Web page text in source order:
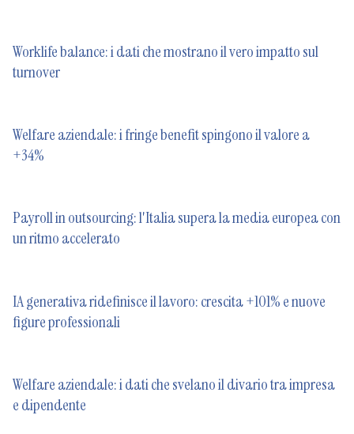
Worklife balance: i dati che mostrano il vero impatto sul
turnover
Welfare aziendale: i fringe benefit spingono il valore a
+34%
Payroll in outsourcing: l'Italia supera la media europea con
un ritmo accelerato
IA generativa ridefinisce il lavoro: crescita +101% e nuove
figure professionali
Welfare aziendale: i dati che svelano il divario tra impresa
e dipendente